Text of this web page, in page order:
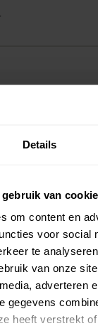
Details
van
om content en
voor social
te
van onze
adverteren
gegevens
heeft verstrekt
huishoudens